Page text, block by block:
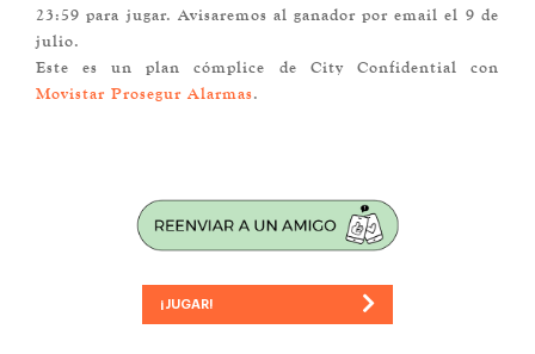
23:59 para jugar. Avisaremos al ganador por email el 9 de
julio.
Este es un plan cómplice de City Confidential con
Movistar Prosegur Alarmas.
¡JUGAR!